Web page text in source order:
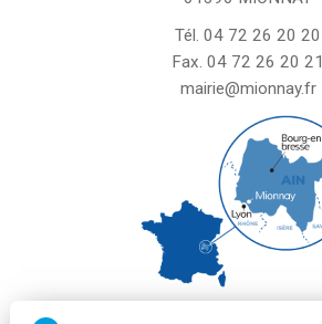
Tél. 04 72 26 20 20
Fax. 04 72 26 20 21
mairie@mionnay.fr